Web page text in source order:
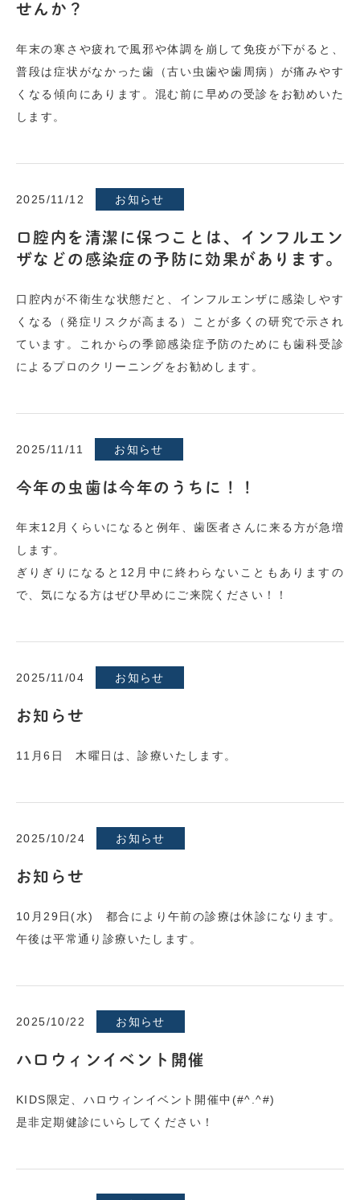
せんか？
年末の寒さや疲れで風邪や体調を崩して免疫が下がると、
普段は症状がなかった歯（古い虫歯や歯周病）が痛みやす
くなる傾向にあります。混む前に早めの受診をお勧めいた
します。
2025/11/12 お知らせ
口腔内を清潔に保つことは、インフルエン
ザなどの感染症の予防に効果があります。
口腔内が不衛生な状態だと、インフルエンザに感染しやす
くなる（発症リスクが高まる）ことが多くの研究で示され
ています。これからの季節感染症予防のためにも歯科受診
によるプロのクリーニングをお勧めします。
2025/11/11 お知らせ
今年の虫歯は今年のうちに！！
年末12月くらいになると例年、歯医者さんに来る方が急増
します。
ぎりぎりになると12月中に終わらないこともありますの
で、気になる方はぜひ早めにご来院ください！！
2025/11/04 お知らせ
お知らせ
11月6日 木曜日は、診療いたします。
2025/10/24 お知らせ
お知らせ
10月29日(水) 都合により午前の診療は休診になります。
午後は平常通り診療いたします。
2025/10/22 お知らせ
ハロウィンイベント開催
KIDS限定、ハロウィンイベント開催中(#^.^#)
是非定期健診にいらしてください！